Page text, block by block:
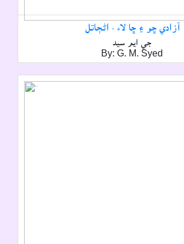
آزادي ڇو ۽ ڇا لاء - اڻڄاتل
جي ايم سيد
By: G. M. Syed